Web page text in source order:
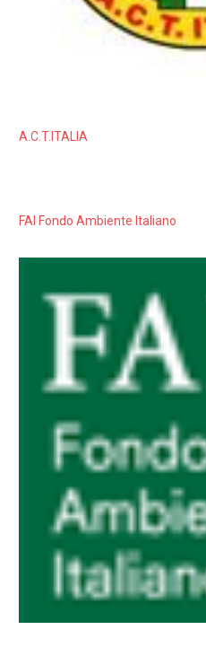
A.C.T.ITALIA
FAI Fondo Ambiente Italiano